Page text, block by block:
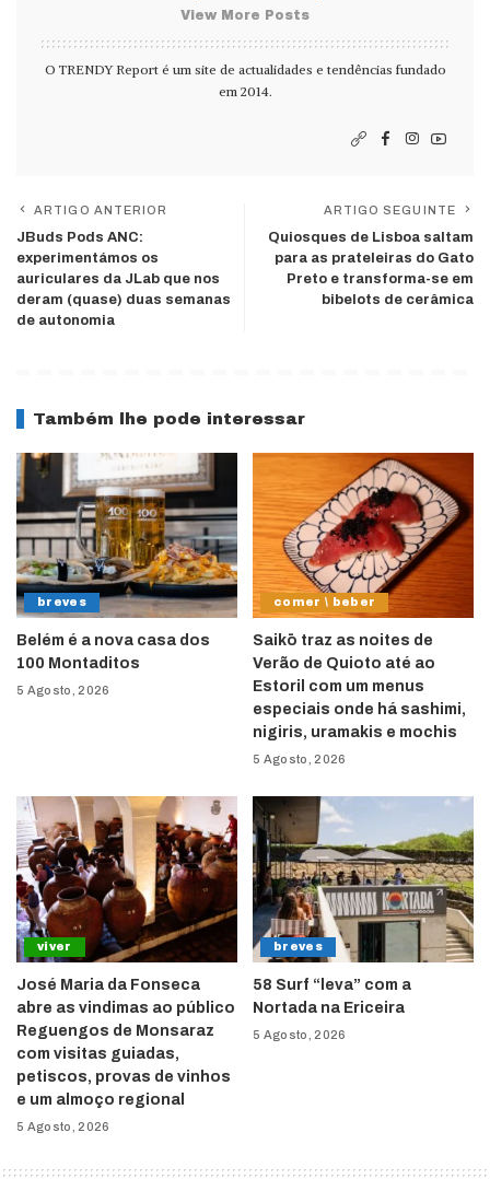
View More Posts
O TRENDY Report é um site de actualidades e tendências fundado
em 2014.
ARTIGO ANTERIOR
JBuds Pods ANC:
experimentámos os
auriculares da JLab que nos
deram (quase) duas semanas
de autonomia
ARTIGO SEGUINTE
Quiosques de Lisboa saltam
para as prateleiras do Gato
Preto e transforma-se em
bibelots de cerâmica
Também lhe pode interessar
breves
Belém é a nova casa dos
100 Montaditos
5 Agosto, 2026
comer \ beber
Saikō traz as noites de
Verão de Quioto até ao
Estoril com um menus
especiais onde há sashimi,
nigiris, uramakis e mochis
5 Agosto, 2026
viver
José Maria da Fonseca
abre as vindimas ao público
Reguengos de Monsaraz
com visitas guiadas,
petiscos, provas de vinhos
e um almoço regional
5 Agosto, 2026
breves
58 Surf “leva” com a
Nortada na Ericeira
5 Agosto, 2026